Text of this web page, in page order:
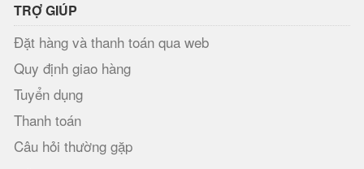
TRỢ GIÚP
Đặt hàng và thanh toán qua web
Quy định giao hàng
Tuyển dụng
Thanh toán
Câu hỏi thường gặp